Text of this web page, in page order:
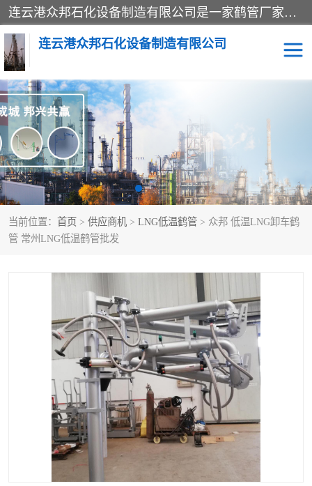
连云港众邦石化设备制造有限公司是一家鹤管厂家主营：鹤管、装车鹤管等，是致力于石油、石化等流体装卸设备(主要产品如鹤管、输油臂、脱缆钩等)的咨询、设计、制造、检测、安装指导、系统调试、维修维护等业务的公司。
连云港众邦石化设备制造有限公司
当前位置： 首页 > 供应商机 > LNG低温鹤管 > 众邦 低温LNG卸车鹤
管 常州LNG低温鹤管批发
鹤管 顶部装卸鹤管
底部装卸鹤管 LNG低温鹤管
液氨鹤管 液化气鹤管
鹤管配件 活动梯栈台
撬装系统设备 装车鹤管